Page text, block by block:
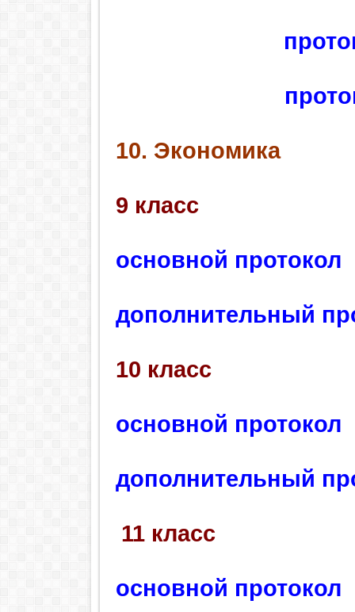
10. Экономика
9 класс
основной протокол
дополнительный
10 класс
основной протокол
дополнительный
11 класс
основной протокол